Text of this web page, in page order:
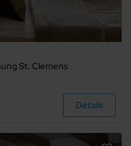
St. Clemens
Details